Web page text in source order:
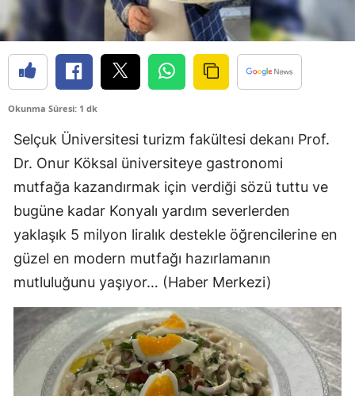
Bolu
Burdur
Bursa
Çankırı
Denizli
Diyarbakır
Edirne
Elazığ
Erzincan
Erzurum
Okunma Süresi: 1 dk
Selçuk Üniversitesi turizm fakültesi dekanı Prof.
Dr. Onur Köksal üniversiteye gastronomi
mutfağa kazandırmak için verdiği sözü tuttu ve
bugüne kadar Konyalı yardım severlerden
yaklaşık 5 milyon liralık destekle öğrencilerine en
güzel en modern mutfağı hazırlamanın
mutluluğunu yaşıyor… (Haber Merkezi)